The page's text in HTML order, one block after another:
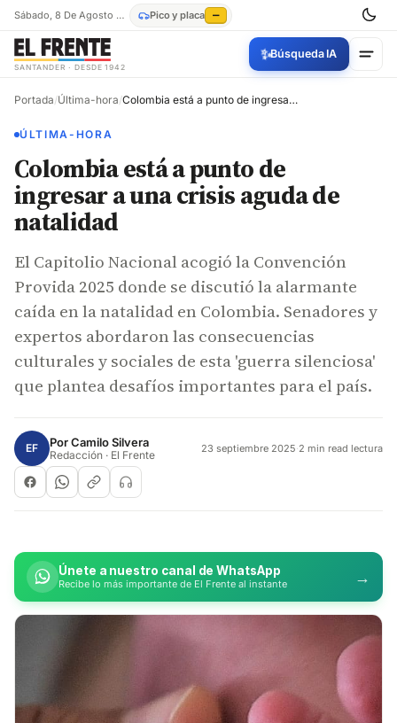
Sábado, 8 De Agosto De 2026 Pico y placa —
SANTANDER · DESDE 1942
✨Búsqueda IA
Portada/Última-hora/ Colombia está a punto de ingresar a una crisis aguda de natalidad
ÚLTIMA-HORA
Colombia está a punto de
ingresar a una crisis aguda de
natalidad
El Capitolio Nacional acogió la Convención
Provida 2025 donde se discutió la alarmante
caída en la natalidad en Colombia. Senadores y
expertos abordaron las consecuencias
culturales y sociales de esta 'guerra silenciosa'
que plantea desafíos importantes para el país.
EF PorCamilo Silvera
Redacción · El Frente 23 septiembre 2025·2 min read lectura
Únete a nuestro canal de WhatsApp
Recibe lo más importante de El Frente al instante →